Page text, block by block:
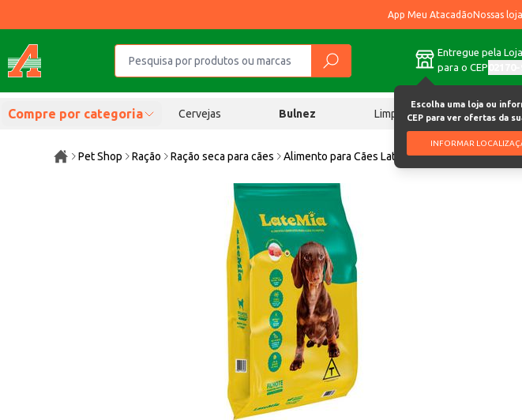
App Meu AtacadãoNossas
Entregue pela
para o CEP
Escolha uma loja ou
CEP para ver ofertas da
INFORMAR
Compre por categoria Cervejas Bulnez Limpeza
Pet Shop Ração Ração seca para cães Alimento para Cães Latemia Filhotes Carne e